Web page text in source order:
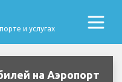
и услугах
на Аэропорт